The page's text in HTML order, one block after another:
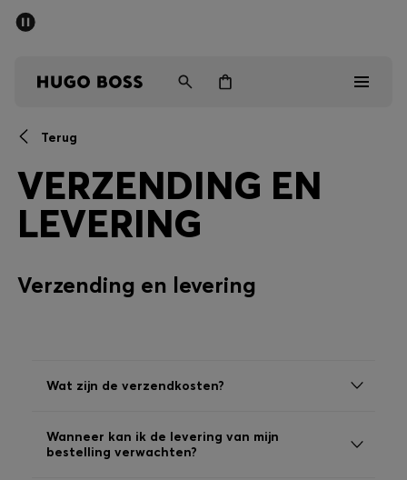
Dames
Kinderen
Cadeaus
Favoriet (Artikelen)
Terug
VERZENDING EN
LEVERING
Verzending en levering
Wat zijn de verzendkosten?
Wanneer kan ik de levering van mijn
bestelling verwachten?